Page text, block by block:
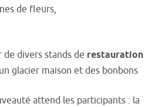
de fleurs,
divers stands de restauration
glacier maison et des bonbons
attend les participants : la